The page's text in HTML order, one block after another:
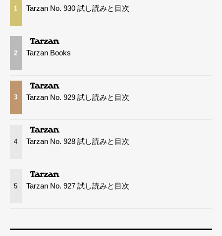
1 Tarzan No. 930 試し読みと目次
2 Tarzan Books
3 Tarzan No. 929 試し読みと目次
4 Tarzan No. 928 試し読みと目次
5 Tarzan No. 927 試し読みと目次